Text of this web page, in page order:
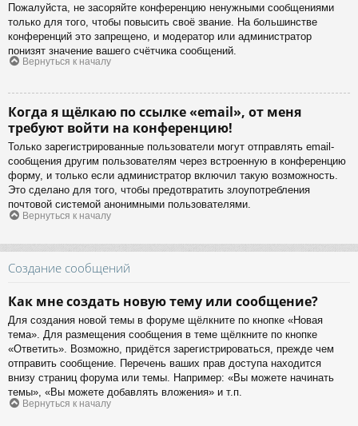
Пожалуйста, не засоряйте конференцию ненужными сообщениями
только для того, чтобы повысить своё звание. На большинстве
конференций это запрещено, и модератор или администратор
понизят значение вашего счётчика сообщений.
Вернуться к началу
Когда я щёлкаю по ссылке «email», от меня
требуют войти на конференцию!
Только зарегистрированные пользователи могут отправлять email-
сообщения другим пользователям через встроенную в конференцию
форму, и только если администратор включил такую возможность.
Это сделано для того, чтобы предотвратить злоупотребления
почтовой системой анонимными пользователями.
Вернуться к началу
Создание сообщений
Как мне создать новую тему или сообщение?
Для создания новой темы в форуме щёлкните по кнопке «Новая
тема». Для размещения сообщения в теме щёлкните по кнопке
«Ответить». Возможно, придётся зарегистрироваться, прежде чем
отправить сообщение. Перечень ваших прав доступа находится
внизу страниц форума или темы. Например: «Вы можете начинать
темы», «Вы можете добавлять вложения» и т.п.
Вернуться к началу